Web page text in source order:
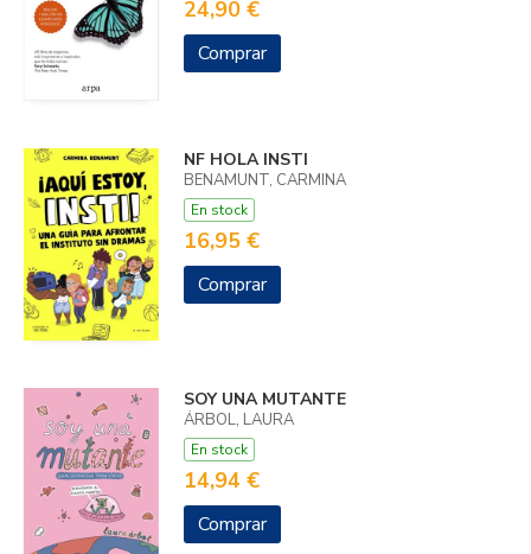
24,90 €
Comprar
NF HOLA INSTI
BENAMUNT, CARMINA
En stock
16,95 €
Comprar
SOY UNA MUTANTE
ÁRBOL, LAURA
En stock
14,94 €
Comprar